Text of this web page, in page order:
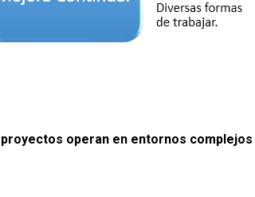
proyectos operan en entornos complejos